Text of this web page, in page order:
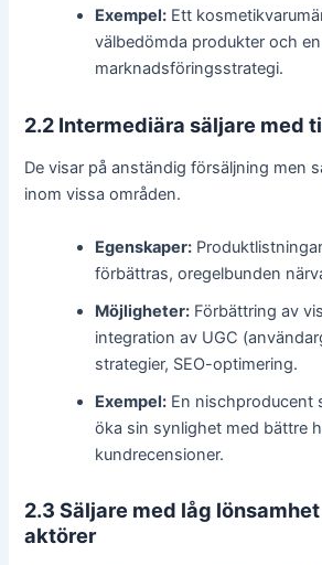
Exempel: Ett
välbedömda produkter och
marknadsföringsstrategi.
2.2 Intermediära säljare med
De visar på anständig försäljning men
inom vissa områden.
Egenskaper:
förbättras, oregelbunden
Möjligheter: Förbättring av
integration av UGC
strategier, SEO-optimering.
Exempel: En nischproducent
öka sin synlighet med bättre
kundrecensioner.
2.3 Säljare med låg
aktörer